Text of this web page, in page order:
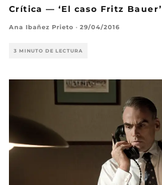
Crítica — ‘El caso Fritz Bauer’
Ana Ibañez Prieto · 29/04/2016
3 MINUTO DE LECTURA